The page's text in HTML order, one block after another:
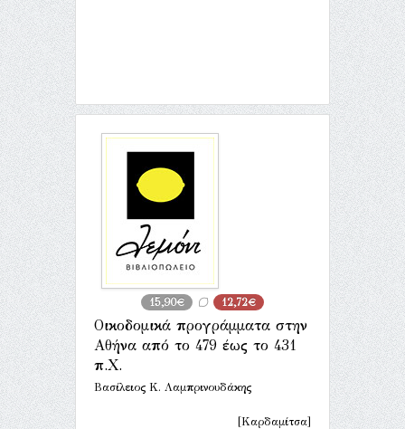
15,90€ 12,72€
Οικοδομικά προγράμματα στην
Αθήνα από το 479 έως το 431
π.Χ.
Βασίλειος Κ. Λαμπρινουδάκης
[Καρδαμίτσα]